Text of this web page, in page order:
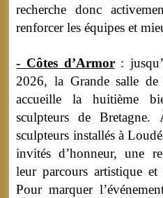
recherche donc
renforcer les équipes et
- Côtes d’Armor:
2026, la Grande salle
accueille la huitième
sculpteurs de
sculpteurs installés à
invités d’honneur, une
leur parcours artistique et
Pour marquer